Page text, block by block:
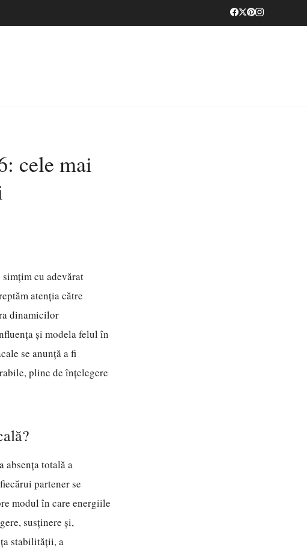
cele mai
cu adevărat
atenția către
dinamicilor
și modela felul în
se anunță a fi
pline de înțelegere
absența totală a
partener se
modul în care energiile
susținere și,
stabilității, a